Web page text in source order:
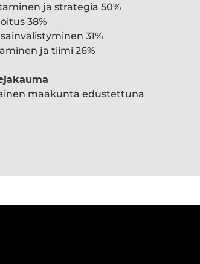
ja strategia 50%
38%
31%
ja tiimi 26%
maakunta edustettuna